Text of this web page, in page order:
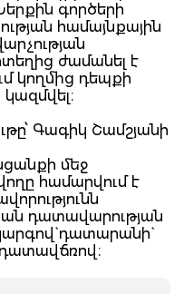
գործերի
համայնքային
ժամանել է
կողմից դեպքի
Գագիկ Շամշյանի
մեջ
համարվում է
դատավարության
դատարանի`